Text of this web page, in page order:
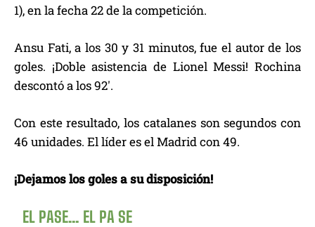
1), en la fecha 22 de la competición.
Ansu Fati, a los 30 y 31 minutos, fue el autor de los
goles. ¡Doble asistencia de Lionel Messi! Rochina
descontó a los 92′.
Con este resultado, los catalanes son segundos con
46 unidades. El líder es el Madrid con 49.
¡Dejamos los goles a su disposición!
EL PASE… EL PA SE